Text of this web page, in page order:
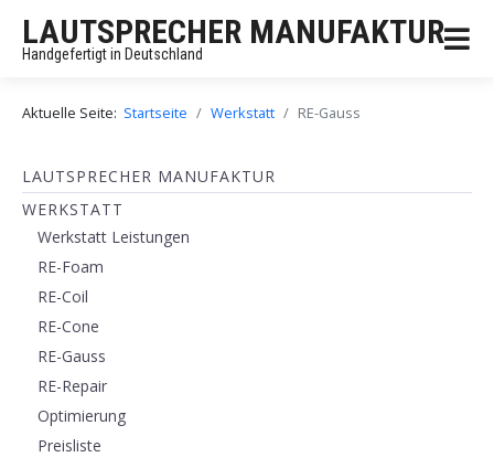
LAUTSPRECHER MANUFAKTUR
Handgefertigt in Deutschland
Aktuelle Seite: Startseite Werkstatt RE-Gauss
LAUTSPRECHER MANUFAKTUR
WERKSTATT
Werkstatt Leistungen
RE-Foam
RE-Coil
RE-Cone
RE-Gauss
RE-Repair
Optimierung
Preisliste